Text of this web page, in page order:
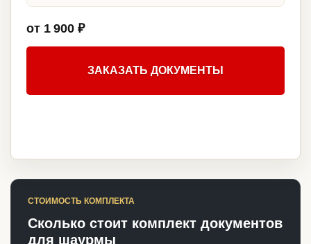
от 1 900 ₽
ЗАКАЗАТЬ ДОКУМЕНТЫ
СТОИМОСТЬ КОМПЛЕКТА
Сколько стоит комплект документов
для шаурмы